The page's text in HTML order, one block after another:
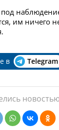
под
им ничего
в Telegram